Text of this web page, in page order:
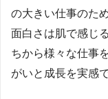
の大きい仕事のた
面白さは肌で感じ
ちから様々な仕事
がいと成長を実感